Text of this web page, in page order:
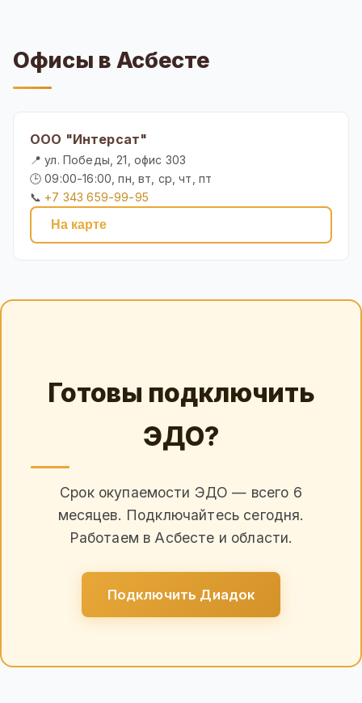
Офисы в Асбесте
ООО "Интерсат"
📍 ул. Победы, 21, офис 303
🕒 09:00-16:00, пн, вт, ср, чт, пт
📞 +7 343 659-99-95
На карте
Готовы подключить
ЭДО?
Срок окупаемости ЭДО — всего 6
месяцев. Подключайтесь сегодня.
Работаем в Асбесте и области.
Подключить Диадок